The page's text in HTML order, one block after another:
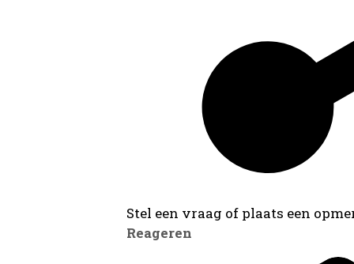
Stel een vraag of plaats een
Reageren